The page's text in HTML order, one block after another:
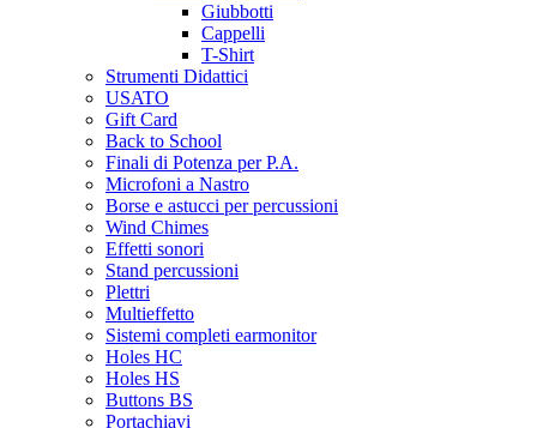
Giubbotti
Cappelli
T-Shirt
Strumenti Didattici
USATO
Gift Card
Back to School
Finali di Potenza per P.A.
Microfoni a Nastro
Borse e astucci per percussioni
Wind Chimes
Effetti sonori
Stand percussioni
Plettri
Multieffetto
Sistemi completi earmonitor
Holes HC
Holes HS
Buttons BS
Portachiavi